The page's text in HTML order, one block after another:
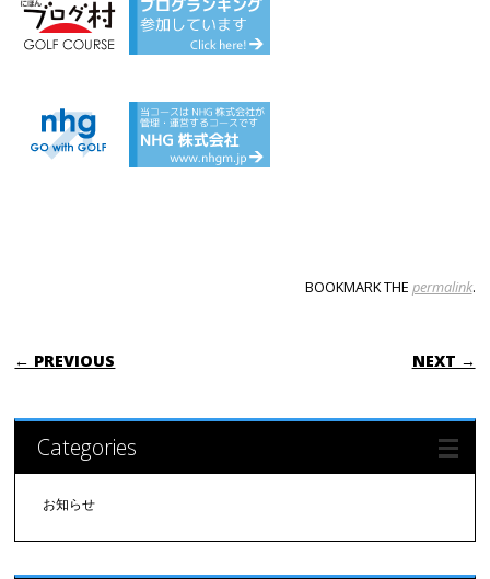
BOOKMARK THE permalink.
POST NAVIGATION
← PREVIOUS NEXT →
Categories
お知らせ